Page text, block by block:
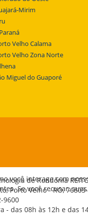
Mirim
Velho Calama
Velho Zona Norte
Miguel do Guaporé
de Rondônia
Porto Velho - RO,
9600
- das 08h às 12h e das
você interage com
Se você recusar,